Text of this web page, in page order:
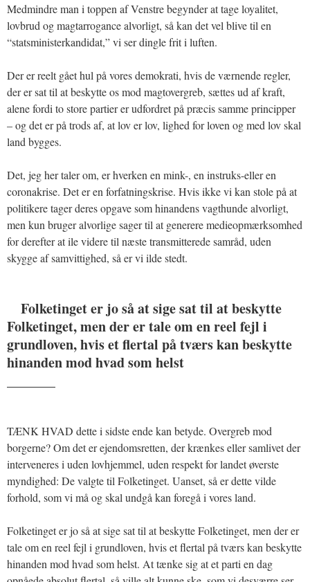
Medmindre man i toppen af Venstre begynder at tage loyalitet,
lovbrud og magtarrogance alvorligt, så kan det vel blive til en
“statsministerkandidat,” vi ser dingle frit i luften.
Der er reelt gået hul på vores demokrati, hvis de værnende regler,
der er sat til at beskytte os mod magtovergreb, sættes ud af kraft,
alene fordi to store partier er udfordret på præcis samme principper
– og det er på trods af, at lov er lov, lighed for loven og med lov skal
land bygges.
Det, jeg her taler om, er hverken en mink-, en instruks-eller en
coronakrise. Det er en forfatningskrise. Hvis ikke vi kan stole på at
politikere tager deres opgave som hinandens vagthunde alvorligt,
men kun bruger alvorlige sager til at generere medieopmærksomhed
for derefter at ile videre til næste transmitterede samråd, uden
skygge af samvittighed, så er vi ilde stedt.
Folketinget er jo så at sige sat til at beskytte
Folketinget, men der er tale om en reel fejl i
grundloven, hvis et flertal på tværs kan beskytte
hinanden mod hvad som helst
TÆNK HVAD dette i sidste ende kan betyde. Overgreb mod
borgerne? Om det er ejendomsretten, der krænkes eller samlivet der
interveneres i uden lovhjemmel, uden respekt for landet øverste
myndighed: De valgte til Folketinget. Uanset, så er dette vilde
forhold, som vi må og skal undgå kan foregå i vores land.
Folketinget er jo så at sige sat til at beskytte Folketinget, men der er
tale om en reel fejl i grundloven, hvis et flertal på tværs kan beskytte
hinanden mod hvad som helst. At tænke sig at et parti en dag